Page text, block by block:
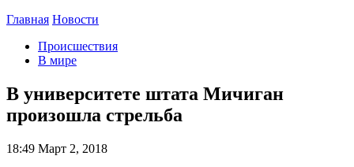
Главная Новости
Происшествия
В мире
В университете штата Мичиган
произошла стрельба
18:49 Март 2, 2018